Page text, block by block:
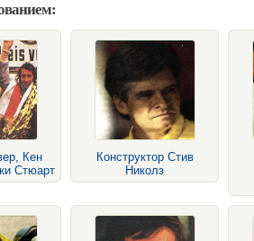
Кен
Стюарт
Конструктор Стив
Николз